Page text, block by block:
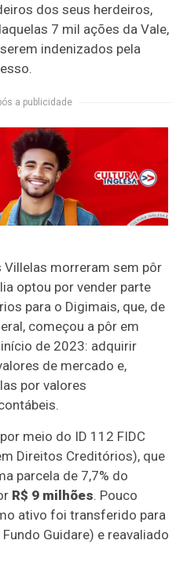
dos seus herdeiros,
7 mil ações da Vale,
indenizados pela
a publicidade
Villelas morreram sem pôr
optou por vender parte
para o Digimais, que, de
começou a pôr em
de 2023: adquirir
de mercado e,
por valores
.
meio do ID 112 FIDC
Direitos Creditórios), que
parcela de 7,7% do
R$ 9 milhões. Pouco
ativo foi transferido para
Guidare) e reavaliado